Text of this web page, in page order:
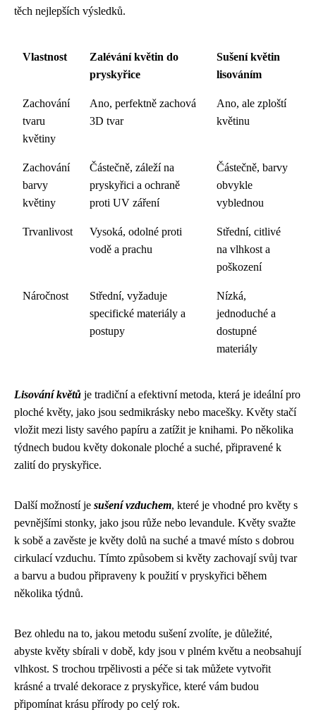
těch nejlepších výsledků.
Vlastnost
Zalévání květin do
pryskyřice
Sušení květin
lisováním
Zachování
tvaru
květiny
Ano, perfektně zachová
3D tvar
Ano, ale zploští
květinu
Zachování
barvy
květiny
Částečně, záleží na
pryskyřici a ochraně
proti UV záření
Částečně, barvy
obvykle
vyblednou
Trvanlivost
Vysoká, odolné proti
vodě a prachu
Střední, citlivé
na vlhkost a
poškození
Náročnost
Střední, vyžaduje
specifické materiály a
postupy
Nízká,
jednoduché a
dostupné
materiály
Lisování květů je tradiční a efektivní metoda, která je ideální pro
ploché květy, jako jsou sedmikrásky nebo macešky. Květy stačí
vložit mezi listy savého papíru a zatížit je knihami. Po několika
týdnech budou květy dokonale ploché a suché, připravené k
zalití do pryskyřice.
Další možností je sušení vzduchem, které je vhodné pro květy s
pevnějšími stonky, jako jsou růže nebo levandule. Květy svažte
k sobě a zavěste je květy dolů na suché a tmavé místo s dobrou
cirkulací vzduchu. Tímto způsobem si květy zachovají svůj tvar
a barvu a budou připraveny k použití v pryskyřici během
několika týdnů.
Bez ohledu na to, jakou metodu sušení zvolíte, je důležité,
abyste květy sbírali v době, kdy jsou v plném květu a neobsahují
vlhkost. S trochou trpělivosti a péče si tak můžete vytvořit
krásné a trvalé dekorace z pryskyřice, které vám budou
připomínat krásu přírody po celý rok.